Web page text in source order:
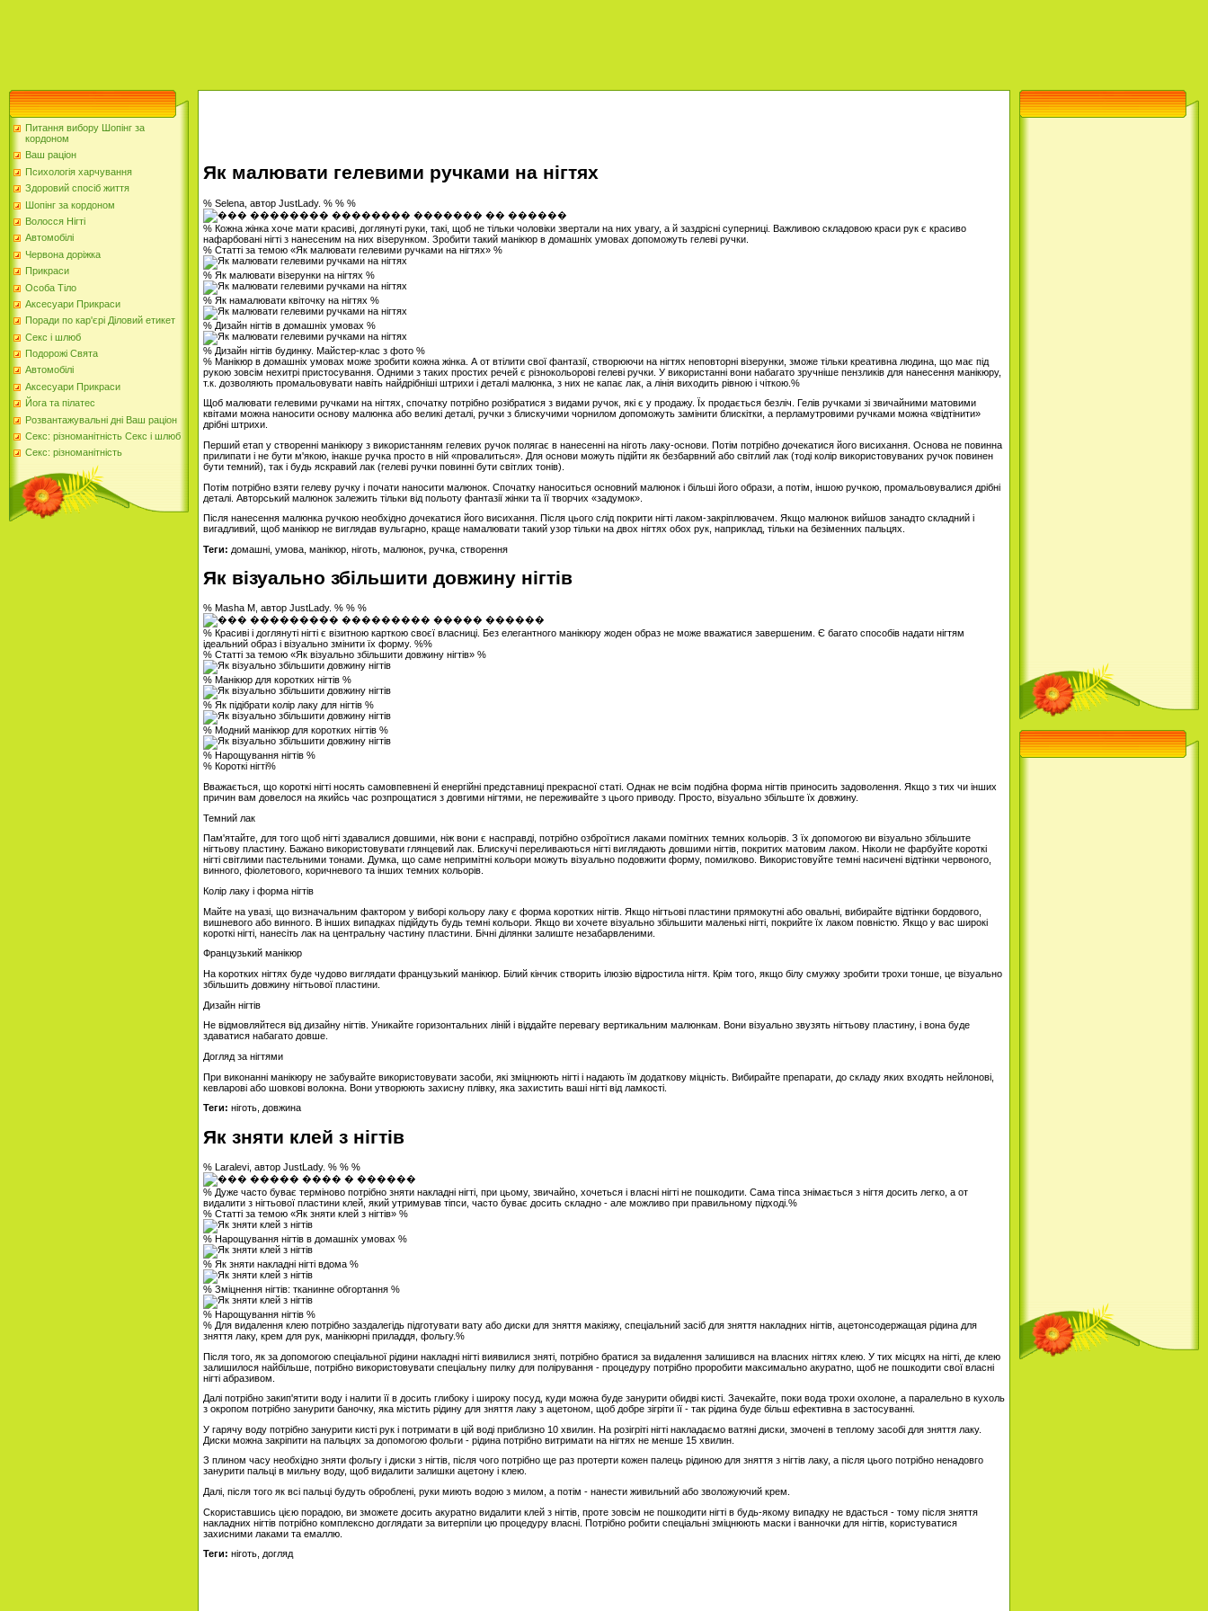
Питання вибору Шопінг за
кордоном
Ваш раціон
Психологія харчування
Здоровий спосіб життя
Шопінг за кордоном
Волосся Нігті
Автомобілі
Червона доріжка
Прикраси
Особа Тіло
Аксесуари Прикраси
Поради по кар'єрі Діловий етикет
Секс і шлюб
Подорожі Свята
Автомобілі
Аксесуари Прикраси
Йога та пілатес
Розвантажувальні дні Ваш раціон
Секс: різноманітність Секс і шлюб
Секс: різноманітність
Як малювати гелевими ручками на нігтях
% Selena, автор JustLady. % % %
% Кожна жінка хоче мати красиві, доглянуті руки, такі, щоб не тільки чоловіки звертали на них увагу, а й заздрісні суперниці. Важливою складовою краси рук є красиво
нафарбовані нігті з нанесеним на них візерунком. Зробити такий манікюр в домашніх умовах допоможуть гелеві ручки.
% Статті за темою «Як малювати гелевими ручками на нігтях» %
% Як малювати візерунки на нігтях %
% Як намалювати квіточку на нігтях %
% Дизайн нігтів в домашніх умовах %
% Дизайн нігтів будинку. Майстер-клас з фото %
% Манікюр в домашніх умовах може зробити кожна жінка. А от втілити свої фантазії, створюючи на нігтях неповторні візерунки, зможе тільки креативна людина, що має під
рукою зовсім нехитрі пристосування. Одними з таких простих речей є різнокольорові гелеві ручки. У використанні вони набагато зручніше пензликів для нанесення манікюру,
т.к. дозволяють промальовувати навіть найдрібніші штрихи і деталі малюнка, з них не капає лак, а лінія виходить рівною і чіткою.%
Щоб малювати гелевими ручками на нігтях, спочатку потрібно розібратися з видами ручок, які є у продажу. Їх продається безліч. Гелів ручками зі звичайними матовими
квітами можна наносити основу малюнка або великі деталі, ручки з блискучими чорнилом допоможуть замінити блискітки, а перламутровими ручками можна «відтінити»
дрібні штрихи.
Перший етап у створенні манікюру з використанням гелевих ручок полягає в нанесенні на ніготь лаку-основи. Потім потрібно дочекатися його висихання. Основа не повинна
прилипати і не бути м'якою, інакше ручка просто в ній «провалиться». Для основи можуть підійти як безбарвний або світлий лак (тоді колір використовуваних ручок повинен
бути темний), так і будь яскравий лак (гелеві ручки повинні бути світлих тонів).
Потім потрібно взяти гелеву ручку і почати наносити малюнок. Спочатку наноситься основний малюнок і більші його образи, а потім, іншою ручкою, промальовувалися дрібні
деталі. Авторський малюнок залежить тільки від польоту фантазії жінки та її творчих «задумок».
Після нанесення малюнка ручкою необхідно дочекатися його висихання. Після цього слід покрити нігті лаком-закріплювачем. Якщо малюнок вийшов занадто складний і
вигадливий, щоб манікюр не виглядав вульгарно, краще намалювати такий узор тільки на двох нігтях обох рук, наприклад, тільки на безіменних пальцях.
Теги: домашні, умова, манікюр, ніготь, малюнок, ручка, створення
Як візуально збільшити довжину нігтів
% Masha M, автор JustLady. % % %
% Красиві і доглянуті нігті є візитною карткою своєї власниці. Без елегантного манікюру жоден образ не може вважатися завершеним. Є багато способів надати нігтям
ідеальний образ і візуально змінити їх форму. %%
% Статті за темою «Як візуально збільшити довжину нігтів» %
% Манікюр для коротких нігтів %
% Як підібрати колір лаку для нігтів %
% Модний манікюр для коротких нігтів %
% Нарощування нігтів %
% Короткі нігті%
Вважається, що короткі нігті носять самовпевнені й енергійні представниці прекрасної статі. Однак не всім подібна форма нігтів приносить задоволення. Якщо з тих чи інших
причин вам довелося на якийсь час розпрощатися з довгими нігтями, не переживайте з цього приводу. Просто, візуально збільште їх довжину.
Темний лак
Пам'ятайте, для того щоб нігті здавалися довшими, ніж вони є насправді, потрібно озброїтися лаками помітних темних кольорів. З їх допомогою ви візуально збільшите
нігтьову пластину. Бажано використовувати глянцевий лак. Блискучі переливаються нігті виглядають довшими нігтів, покритих матовим лаком. Ніколи не фарбуйте короткі
нігті світлими пастельними тонами. Думка, що саме непримітні кольори можуть візуально подовжити форму, помилково. Використовуйте темні насичені відтінки червоного,
винного, фіолетового, коричневого та інших темних кольорів.
Колір лаку і форма нігтів
Майте на увазі, що визначальним фактором у виборі кольору лаку є форма коротких нігтів. Якщо нігтьові пластини прямокутні або овальні, вибирайте відтінки бордового,
вишневого або винного. В інших випадках підійдуть будь темні кольори. Якщо ви хочете візуально збільшити маленькі нігті, покрийте їх лаком повністю. Якщо у вас широкі
короткі нігті, нанесіть лак на центральну частину пластини. Бічні ділянки залиште незабарвленими.
Французький манікюр
На коротких нігтях буде чудово виглядати французький манікюр. Білий кінчик створить ілюзію відростила нігтя. Крім того, якщо білу смужку зробити трохи тонше, це візуально
збільшить довжину нігтьової пластини.
Дизайн нігтів
Не відмовляйтеся від дизайну нігтів. Уникайте горизонтальних ліній і віддайте перевагу вертикальним малюнкам. Вони візуально звузять нігтьову пластину, і вона буде
здаватися набагато довше.
Догляд за нігтями
При виконанні манікюру не забувайте використовувати засоби, які зміцнюють нігті і надають їм додаткову міцність. Вибирайте препарати, до складу яких входять нейлонові,
кевларові або шовкові волокна. Вони утворюють захисну плівку, яка захистить ваші нігті від ламкості.
Теги: ніготь, довжина
Як зняти клей з нігтів
% Laralevi, автор JustLady. % % %
% Дуже часто буває терміново потрібно зняти накладні нігті, при цьому, звичайно, хочеться і власні нігті не пошкодити. Сама тіпса знімається з нігтя досить легко, а от
видалити з нігтьової пластини клей, який утримував тіпси, часто буває досить складно - але можливо при правильному підході.%
% Статті за темою «Як зняти клей з нігтів» %
% Нарощування нігтів в домашніх умовах %
% Як зняти накладні нігті вдома %
% Зміцнення нігтів: тканинне обгортання %
% Нарощування нігтів %
% Для видалення клею потрібно заздалегідь підготувати вату або диски для зняття макіяжу, спеціальний засіб для зняття накладних нігтів, ацетонсодержащая рідина для
зняття лаку, крем для рук, манікюрні приладдя, фольгу.%
Після того, як за допомогою спеціальної рідини накладні нігті виявилися зняті, потрібно братися за видалення залишився на власних нігтях клею. У тих місцях на нігті, де клею
залишилося найбільше, потрібно використовувати спеціальну пилку для полірування - процедуру потрібно проробити максимально акуратно, щоб не пошкодити свої власні
нігті абразивом.
Далі потрібно закип'ятити воду і налити її в досить глибоку і широку посуд, куди можна буде занурити обидві кисті. Зачекайте, поки вода трохи охолоне, а паралельно в кухоль
з окропом потрібно занурити баночку, яка містить рідину для зняття лаку з ацетоном, щоб добре зігріти її - так рідина буде більш ефективна в застосуванні.
У гарячу воду потрібно занурити кисті рук і потримати в цій воді приблизно 10 хвилин. На розігріті нігті накладаємо ватяні диски, змочені в теплому засобі для зняття лаку.
Диски можна закріпити на пальцях за допомогою фольги - рідина потрібно витримати на нігтях не менше 15 хвилин.
З плином часу необхідно зняти фольгу і диски з нігтів, після чого потрібно ще раз протерти кожен палець рідиною для зняття з нігтів лаку, а після цього потрібно ненадовго
занурити пальці в мильну воду, щоб видалити залишки ацетону і клею.
Далі, після того як всі пальці будуть оброблені, руки миють водою з милом, а потім - нанести живильний або зволожуючий крем.
Скориставшись цією порадою, ви зможете досить акуратно видалити клей з нігтів, проте зовсім не пошкодити нігті в будь-якому випадку не вдасться - тому після зняття
накладних нігтів потрібно комплексно доглядати за витерпіли цю процедуру власні. Потрібно робити спеціальні зміцнюють маски і ванночки для нігтів, користуватися
захисними лаками та емаллю.
Теги: ніготь, догляд